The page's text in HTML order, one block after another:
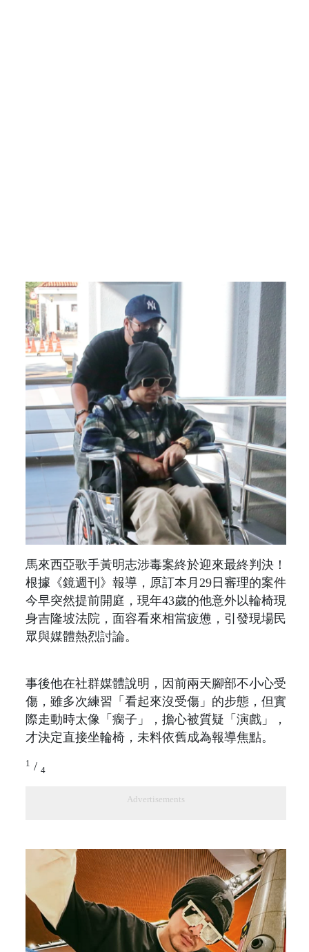
馬來西亞歌手黃明志涉毒案終於迎來最終判決！
根據《鏡週刊》報導，原訂本月29日審理的案件
今早突然提前開庭，現年43歲的他意外以輪椅現
身吉隆坡法院，面容看來相當疲憊，引發現場民
眾與媒體熱烈討論。
事後他在社群媒體說明，因前兩天腳部不小心受
傷，雖多次練習「看起來沒受傷」的步態，但實
際走動時太像「瘸子」，擔心被質疑「演戲」，
才決定直接坐輪椅，未料依舊成為報導焦點。
1 / 4
Advertisements